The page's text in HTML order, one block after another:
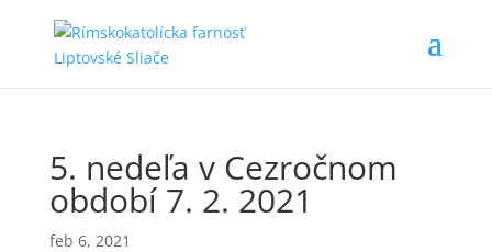
5. nedeľa v Cezročnom
období 7. 2. 2021
feb 6, 2021